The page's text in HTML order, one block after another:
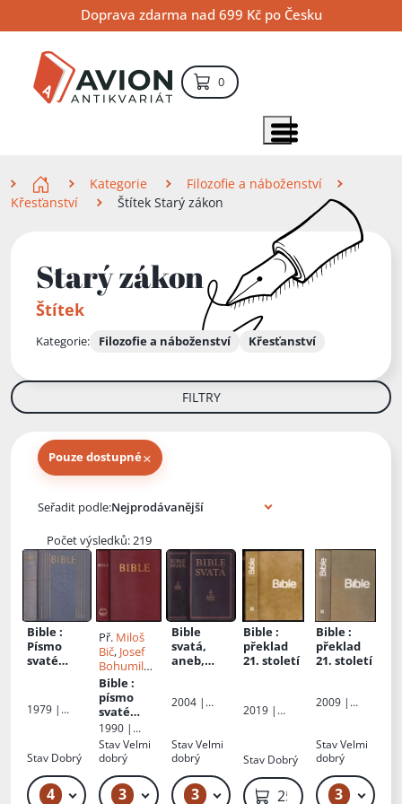
na
obsah
na
navigaci
na
vyhledávání
Doprava zdarma nad 699 Kč po Česku
0položek – košík
Zobrazit položky menu
Kategorie
Filozofie a náboženství
Křesťanství
Štítek Starý zákon
Starý zákon
Štítek
Kategorie: Filozofie a náboženství Křesťanství
FILTRY
Pouze dostupné×
Seřadit podle:
Počet výsledků: 219
Bible:
Písmo
svaté
zákona :
ekumenic
1979 |
tví
Stav Dobrý
4 129 Kč – 139 Kč
Př. Miloš
Bič, Josef
Bohumil
Souček
Jindřich
Mánek
Bible:
písmo
svaté
Starého a
Nového
zákona
1990 |
Biblická
společnost
StavVelmi
dobrý
3 169 Kč – 229 Kč
Bible
svatá,
aneb,
písma
zákona:
podle
posledníh
o vydání
2004 |
StavVelmi
dobrý
3 369 Kč – 449 Kč
Bible:
překlad
21. století
2019 |
Stav Dobrý
259 Kč
Bible:
překlad
21. století
2009 |
StavVelmi
dobrý
3